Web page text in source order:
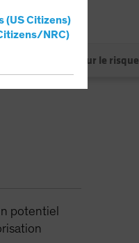
(US Citizens)
NRC)
Informations sur le risque
potentiel